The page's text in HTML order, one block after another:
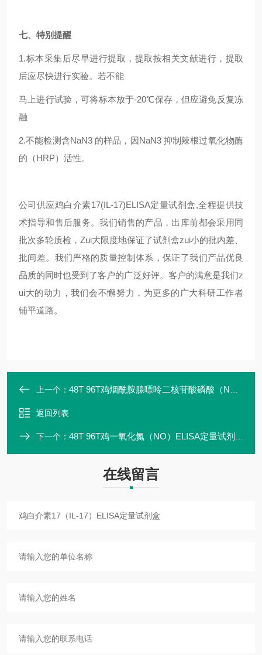
七、特别提醒
1.标本采集后尽早进行提取，提取按相关文献进行，提取
后应尽快进行实验。若不能
马上进行试验，可将标本放于-20℃保存，但应避免反复冻
融
2.不能检测含NaN3 的样品，因NaN3 抑制辣根过氧化物酶
的（HRP）活性。
公司供应鸡白介素17(IL-17)ELISA定量试剂盒,全程提供技
术指导和售后服务。我们销售的产品，出库前都会采用同
批次多轮质检， Zui大限度地保证了试剂盒zui小的批内差、
批间差。我们严格的质量控制体系，保证了我们产品优良
品质的同时也受到了客户的广泛好评。客户的满意是我们z
ui大的动力，我们会不懈努力，为更多的广大科研工作者
铺平道路。
上一个： 48T 96T鸡烟酰胺腺嘌呤二核苷酸磷酸（NADPH）ELISA定量试剂盒
返回列表
下一个： 48T 96T鸡一氧化氮（NO）ELISA定量试剂盒ZK-09952
在线留言